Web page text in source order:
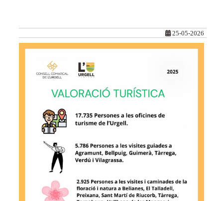
25-05-2026